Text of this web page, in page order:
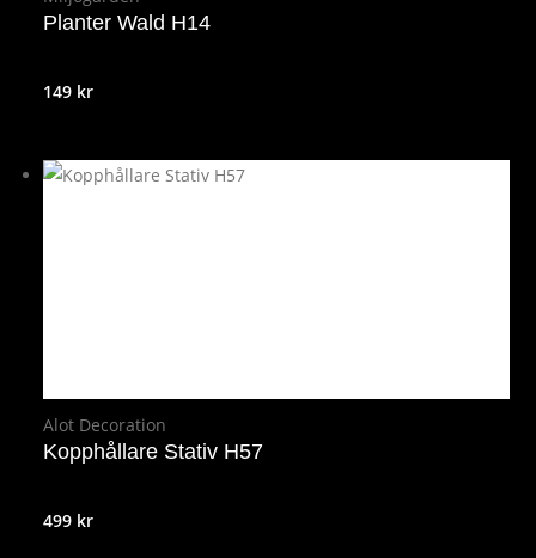
Planter Wald H14
149 kr
Alot Decoration
Kopphållare Stativ H57
499 kr